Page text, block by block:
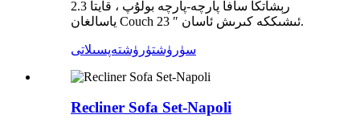
2.3 رېشاتكا سافا پارچە-پارچە بولۇپ ، قايتا
ياسالغان Couch 23 ″ ئىشىككە كىرىش ئاسان.
سۈرۈشتۈرۈشتەپسىلاتى
Recliner Sofa Set-Napoli